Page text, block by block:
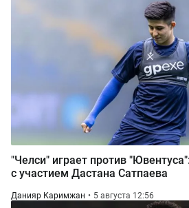
"Челси" играет против
с участием Дастана Сатпаева
Данияр Каримжан 5 августа 12:56